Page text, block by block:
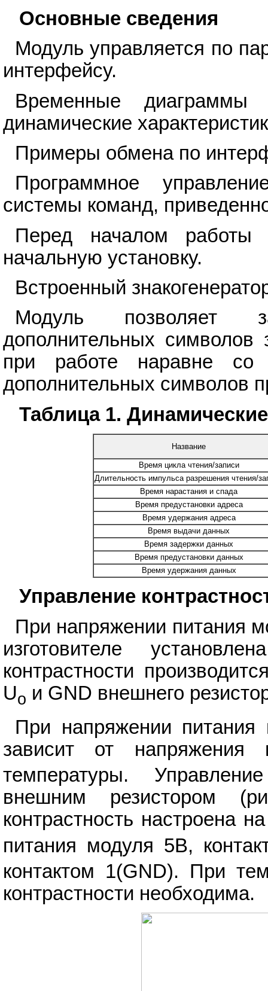
Основные сведения
Модуль управляется по
интерфейсу.
Временные
динамические
Примеры обмена по
Программное
системы команд,
Перед началом работы
начальную установку.
Встроенный
Модуль позволяет
дополнительных символов
при работе наравне со
дополнительных символов
Таблица 1.
Название
Время цикла чтения/записи
Длительность импульса разрешения чтения/
Время нарастания и спада
Время предустановки адреса
Время удержания адреса
Время выдачи данных
Время задержки данных
Время предустановки данных
Время удержания данных
Управление
При напряжении питания
изготовителе
контрастности
Uo и GND внешнего
При напряжении питания
зависит от
температуры.
внешним резистором
контрастность настроена
питания модуля 5В,
контактом 1(GND). При
контрастности необходима.